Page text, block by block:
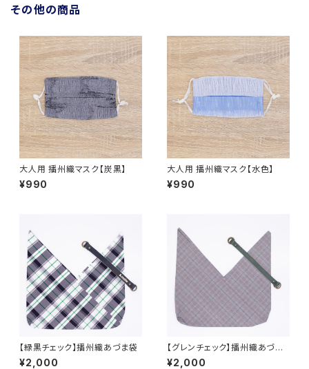
その他の商品
大人用 播州織マスク【炭黒】
¥990
大人用 播州織マスク【水色】
¥990
【緑黒チェック】播州織あづま袋
¥2,000
【グレンチェック】播州織あづま
袋
¥2,000